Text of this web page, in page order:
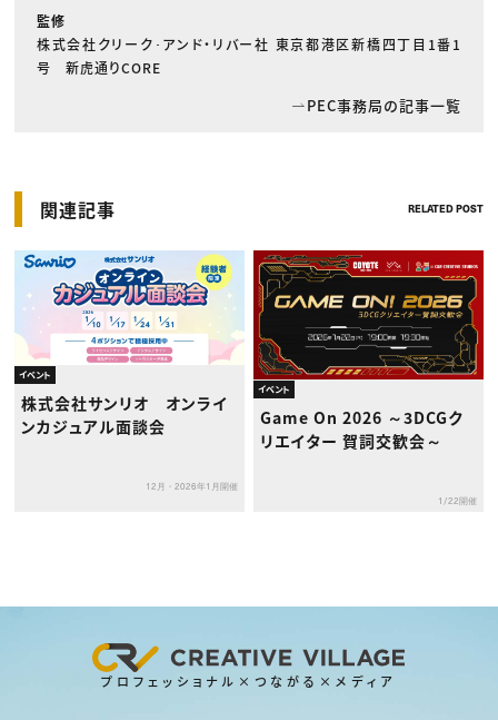
監修
株式会社クリーク･アンド・リバー社 東京都港区新橋四丁目1番1
号 新虎通りCORE
PEC事務局の記事一覧
関連記事 RELATED POST
イベント
株式会社サンリオ オンライ
ンカジュアル面談会
12月・2026年1月開催
イベント
Game On 2026 ～3DCGク
リエイター 賀詞交歓会～
1/22開催
プロフェッショナル×つながる×メディア